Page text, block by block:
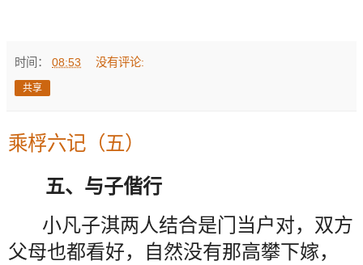
时间： 08:53 没有评论:
共享
乘桴六记（五）
五、与子偕行
小凡子淇两人结合是门当户对，双方
父母也都看好，自然没有那高攀下嫁，